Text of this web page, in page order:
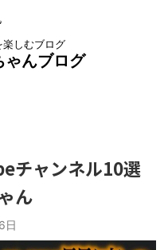
楽しむブログ
ゃんブログ
チャンネル10選
ん
日